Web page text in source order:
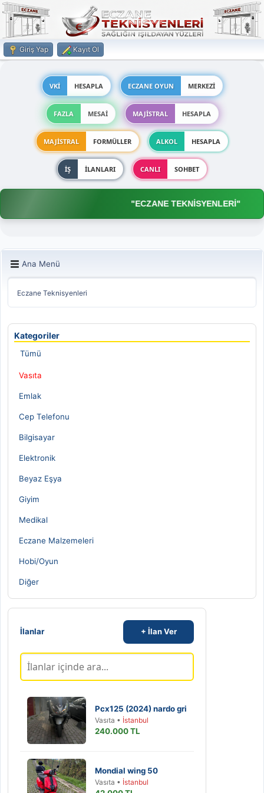
Giriş Yap Kayıt Ol
VKİ HESAPLA ECZANE OYUN MERKEZİ
FAZLA MESAİ MAJİSTRAL HESAPLA
MAJİSTRAL FORMÜLLER ALKOL HESAPLA
İŞ İLANLARI CANLI SOHBET
"ECZANE TEKNİSYENLERİ"
Ana Menü
Eczane Teknisyenleri
Kategoriler
Tümü
Vasıta
Emlak
Cep Telefonu
Bilgisayar
Elektronik
Beyaz Eşya
Giyim
Medikal
Eczane Malzemeleri
Hobi/Oyun
Diğer
İlanlar + İlan Ver
Pcx125 (2024) nardo gri
Vasıta • İstanbul
240.000 TL
Mondial wing 50
Vasıta • İstanbul